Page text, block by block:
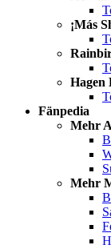
¡Más
Hagen
Fänpedia
Mehr
Mehr